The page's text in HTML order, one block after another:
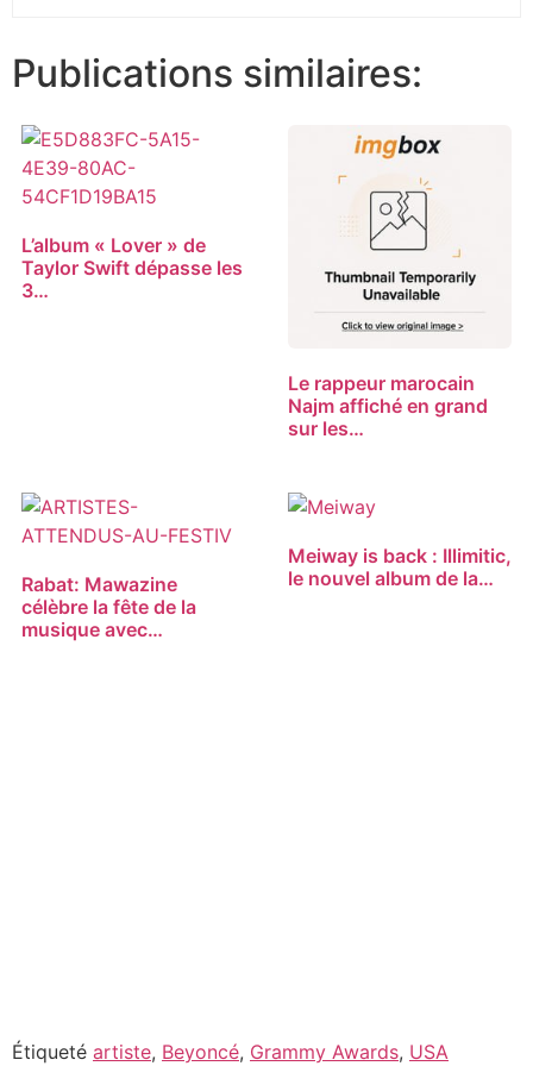
Publications similaires:
L’album « Lover » de
Taylor Swift dépasse les
3…
Le rappeur marocain
Najm affiché en grand
sur les…
Rabat: Mawazine
célèbre la fête de la
musique avec…
Meiway is back : Illimitic,
le nouvel album de la…
Étiqueté artiste, Beyoncé, Grammy Awards, USA